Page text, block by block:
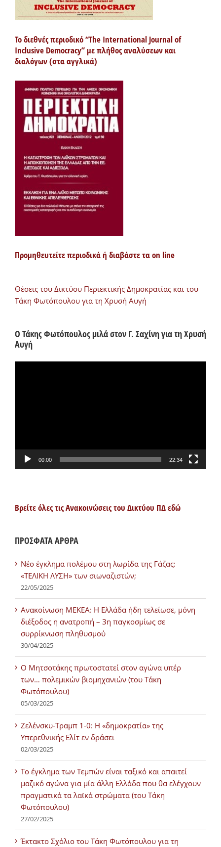
Το διεθνές περιοδικό “The International Journal of
Inclusive Democracy” με πλήθος αναλύσεων και
διαλόγων (στα αγγλικά)
Προμηθευτείτε περιοδικά ή διαβάστε τα on line
Θέσεις του Δικτύου Περιεκτικής Δημοκρατίας και του
Τάκη Φωτόπουλου για τη Χρυσή Αυγή
Ο Τάκης Φωτόπουλος μιλά στον Γ. Σαχίνη για τη Χρυσή
Αυγή
00:00 22:34
Βρείτε όλες τις Ανακοινώσεις του Δικτύου ΠΔ εδώ
ΠΡΟΣΦΑΤΑ ΑΡΘΡΑ
Νέο έγκλημα πολέμου στη λωρίδα της Γάζας:
«ΤΕΛΙΚΗ ΛΥΣΗ» των σιωναζιστών;
22/05/2025
Ανακοίνωση ΜΕΚΕΑ: Η Ελλάδα ήδη τελείωσε, μόνη
διέξοδος η ανατροπή – 3η παγκοσμίως σε
συρρίκνωση πληθυσμού
30/04/2025
Ο Μητσοτάκης πρωτοστατεί στον αγώνα υπέρ
των… πολεμικών βιομηχανιών (του Τάκη
Φωτόπουλου)
05/03/2025
Ζελένσκυ-Τραμπ 1-0: Η «δημοκρατία» της
Υπερεθνικής Ελίτ εν δράσει
02/03/2025
Tο έγκλημα των Τεμπών είναι ταξικό και απαιτεί
μαζικό αγώνα για μία άλλη Ελλάδα που θα ελέγχουν
πραγματικά τα λαϊκά στρώματα (του Τάκη
Φωτόπουλου)
27/02/2025
Έκτακτο Σχόλιο του Τάκη Φωτόπουλου για τη